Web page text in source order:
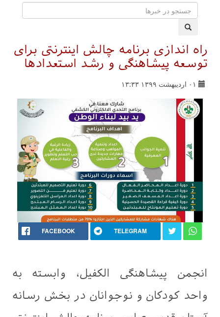
راه اندازی برنامه چالش اینترنتی برای
توسعه پیشاهنگی و رشد استعدادها
۰۱ اردیبهشت ۱۳۹۹ ۱۳:۳۳
FACEBOOK TELEGRAM
انجمن پیشاهنگی الکفیل، وابسته به
واحد کودکان و نوجوانان در بخش رسانه